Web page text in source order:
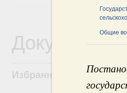
Общие
Документы
Избранные документы